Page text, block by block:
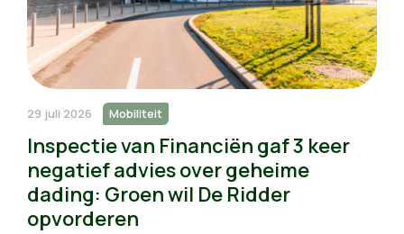
29 juli 2026 Mobiliteit
Inspectie van Financiën gaf 3 keer
negatief advies over geheime
dading: Groen wil De Ridder
opvorderen